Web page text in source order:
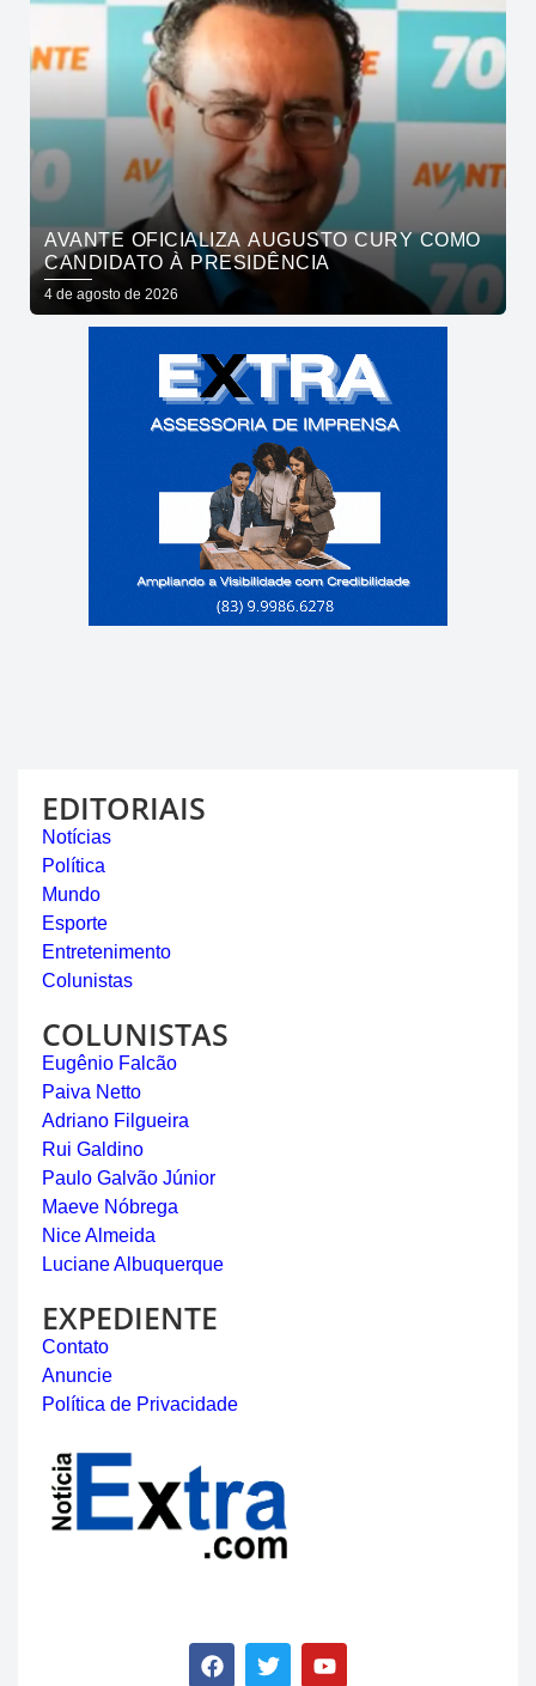
AVANTE OFICIALIZA AUGUSTO CURY COMO
CANDIDATO À PRESIDÊNCIA
4 de agosto de 2026
EDITORIAIS
Notícias
Política
Mundo
Esporte
Entretenimento
Colunistas
COLUNISTAS
Eugênio Falcão
Paiva Netto
Adriano Filgueira
Rui Galdino
Paulo Galvão Júnior
Maeve Nóbrega
Nice Almeida
Luciane Albuquerque
EXPEDIENTE
Contato
Anuncie
Política de Privacidade